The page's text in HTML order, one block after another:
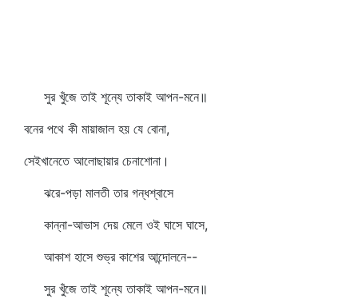
সুর খুঁজে তাই শূন্যে তাকাই আপন-মনে॥
বনের পথে কী মায়াজাল হয় যে বোনা,
সেইখানেতে আলোছায়ার চেনাশোনা।
ঝরে-পড়া মালতী তার গন্ধশ্বাসে
কান্না-আভাস দেয় মেলে ওই ঘাসে ঘাসে,
আকাশ হাসে শুভ্র কাশের আন্দোলনে--
সুর খুঁজে তাই শূন্যে তাকাই আপন-মনে॥